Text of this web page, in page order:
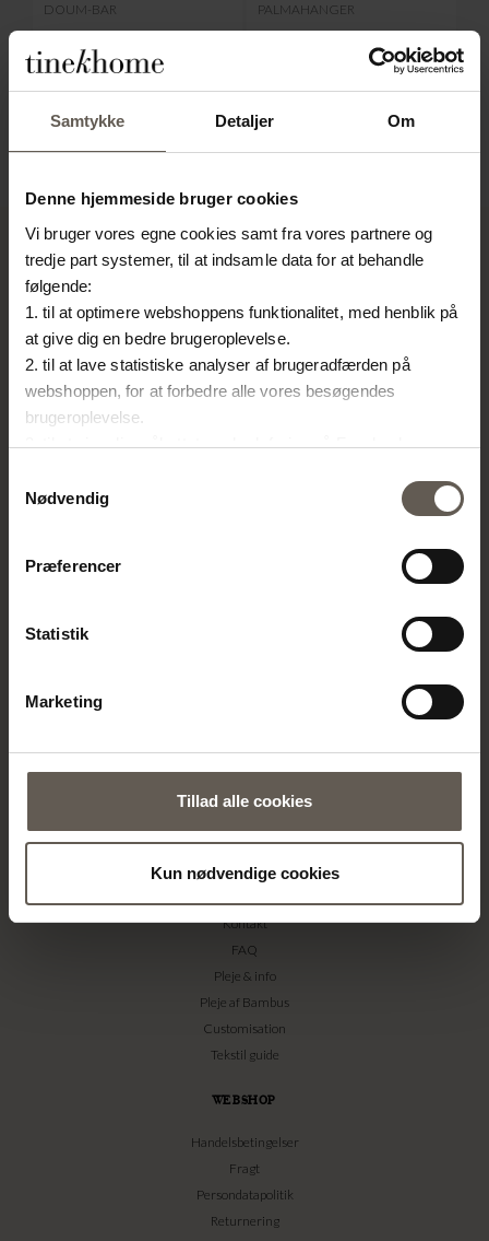
Samtykke Detaljer Om
Denne hjemmeside bruger cookies
Vi bruger vores egne cookies samt fra vores partnere og
tredje part systemer, til at indsamle data for at behandle
følgende:
1. til at optimere webshoppens funktionalitet, med henblik på
at give dig en bedre brugeroplevelse.
2. til at lave statistiske analyser af brugeradfærden på
webshoppen, for at forbedre alle vores besøgendes
brugeroplevelse.
3. til at vise dig målrettet markedsføring på Facebook,
Hvis du vil vide mere om hvordan cookies bliver delt og
brugt er du velkommen til at trykke på "Detaljer". Du kan til
enhver tid ændre eller trække dit samtykke tilbage ved at
trykke på ikonet i bunden af venstre hjørne.
Nødvendig
Præferencer
Statistik
Marketing
Tillad alle cookies
Kun nødvendige cookies
DOUM-BAR
BARSTOL | EUKALYPTUS
TRÆ OG PALMEBLADE |
H 80 CM
799,00kr.
PALMAHANGER
BØJLE | RATTAN
TINE K HOME
Om os
Kontakt
Vores Butikker
Projekter
Billedbank
#yestinekhome
Nyhedsbrev
SUPPORT
Kontakt
FAQ
Pleje & info
Pleje af Bambus
Customisation
Tekstil guide
WEBSHOP
Handelsbetingelser
Fragt
Persondatapolitik
Returnering